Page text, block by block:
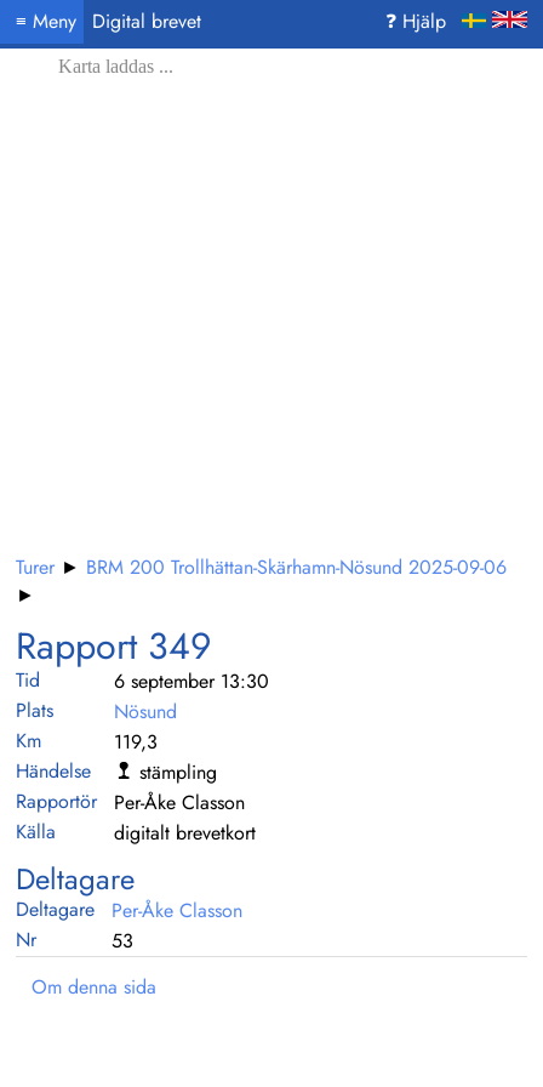
≡ Meny Digital brevet ❓ Hjälp
Karta laddas ...
Turer► BRM 200 Trollhättan-Skärhamn-Nösund 2025-09-06
►
Rapport 349
Tid
6 september 13:30
Plats
Nösund
Km
119,3
Händelse
stämpling
Rapportör
Per-Åke Classon
Källa
digitalt brevetkort
Deltagare
Deltagare
Per-Åke Classon
Nr
53
Om denna sida